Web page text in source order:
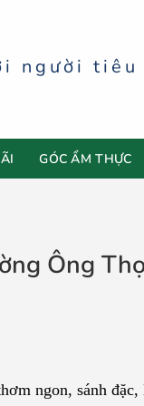
người tiêu
GÓC ẨM THỰC
Ông
ngon, sánh đặc,